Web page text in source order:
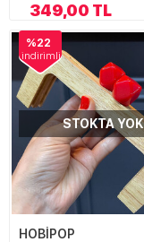
349,00 TL
%22
indirimli
STOKTA YOK
HOBİPOP